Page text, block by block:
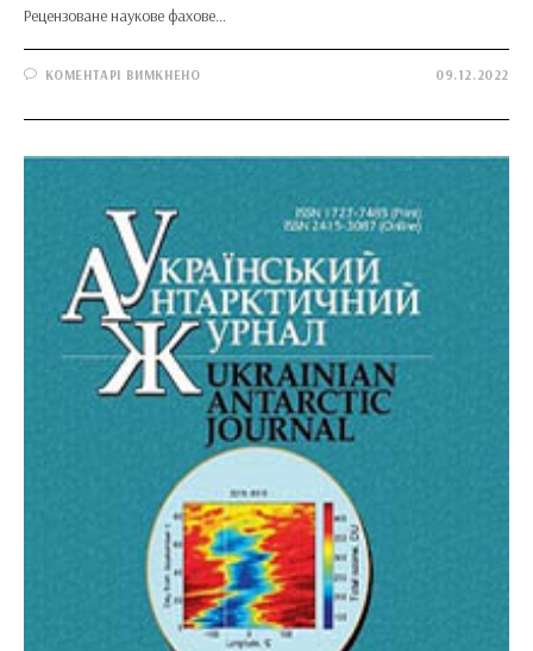
Рецензоване наукове фахове…
КОМЕНТАРІ ВИМКНЕНОДО
НАЦІОНАЛЬНОГО
ІМЕНІ
ТАРАСА
МАТЕМАТИЧНІ
09.12.2022